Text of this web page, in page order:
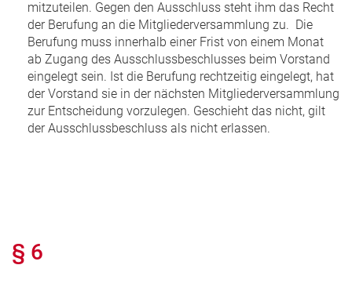
mitzuteilen. Gegen den Ausschluss steht ihm das Recht
der Berufung an die Mitgliederversammlung zu. Die
Berufung muss innerhalb einer Frist von einem Monat
ab Zugang des Ausschlussbeschlusses beim Vorstand
eingelegt sein. Ist die Berufung rechtzeitig eingelegt, hat
der Vorstand sie in der nächsten Mitgliederversammlung
zur Entscheidung vorzulegen. Geschieht das nicht, gilt
der Ausschlussbeschluss als nicht erlassen.
§ 6